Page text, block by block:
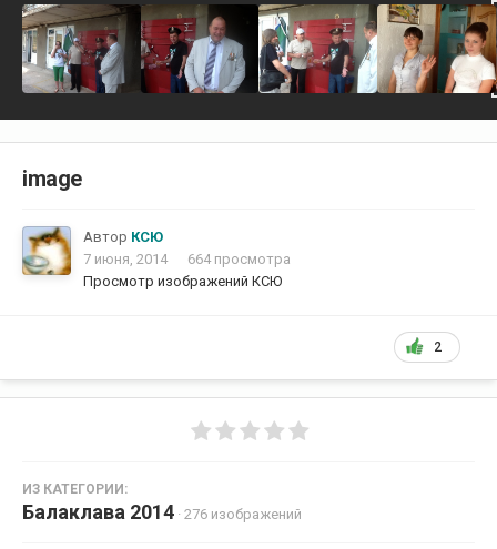
image
Автор КСЮ
7 июня, 2014
664 просмотра
Просмотр изображений КСЮ
2
ИЗ КАТЕГОРИИ:
Балаклава 2014 · 276 изображений